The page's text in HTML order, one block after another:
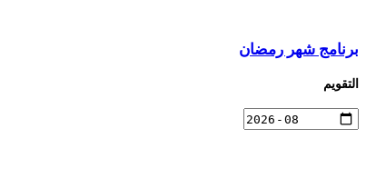
برنامج شهر رمضان
التقويم